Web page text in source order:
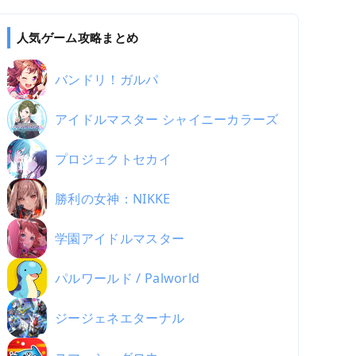
人気ゲーム攻略まとめ
バンドリ！ガルパ
アイドルマスター シャイニーカラーズ
プロジェクトセカイ
勝利の女神：NIKKE
学園アイドルマスター
パルワールド / Palworld
ジージェネエターナル